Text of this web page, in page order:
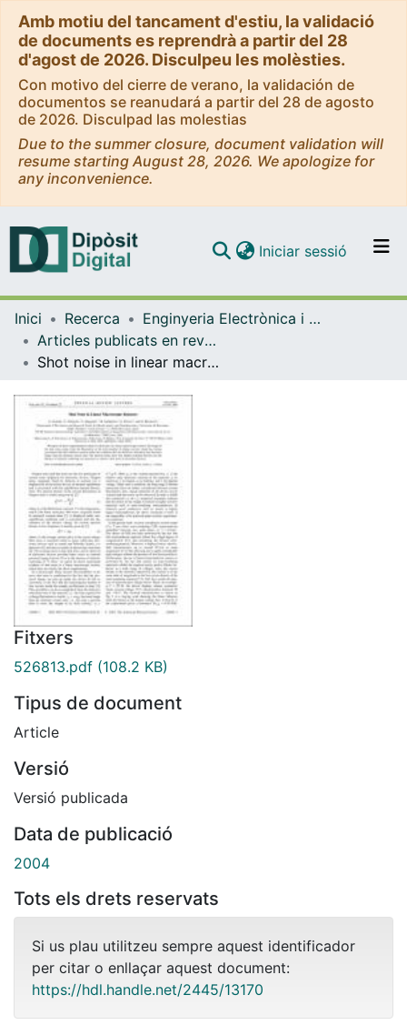
Amb motiu del tancament d'estiu, la validació
de documents es reprendrà a partir del 28
d'agost de 2026. Disculpeu les molèsties.
Con motivo del cierre de verano, la validación de
documentos se reanudará a partir del 28 de agosto
de 2026. Disculpad las molestias
Due to the summer closure, document validation will
resume starting August 28, 2026. We apologize for
any inconvenience.
Navega per tot el DD
Contacte
Iniciar sessió (current)
Inici Recerca
Enginyeria Electrònica i Biomèdica
Articles publicats en revistes (Enginyeria Electrònica i Biomèdica)
Shot noise in linear macroscopic resistors
Fitxers
526813.pdf (108.2 KB)
Tipus de document
Article
Versió
Versió publicada
Data de publicació
2004
Tots els drets reservats
Si us plau utilitzeu sempre aquest identificador
per citar o enllaçar aquest document:
https://hdl.handle.net/2445/13170